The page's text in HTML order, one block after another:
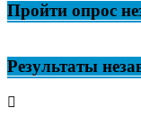
Пройти опрос
Результаты